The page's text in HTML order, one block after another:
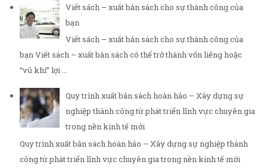
Viết sách – xuất bản sách cho sự thành công của
bạn
Viết sách – xuất bản sách cho sự thành công của
bạn Viết sách – xuất bản sách có thể trở thành vốn liếng hoặc
“vũ khí” lợi ...
Quy trình xuất bản sách hoàn hảo – Xây dựng sự
nghiệp thành công từ phát triển lĩnh vực chuyên gia
trong nền kinh tế mới
Quy trình xuất bản sách hoàn hảo – Xây dựng sự nghiệp thành
công từ phát triển lĩnh vực chuyên gia trong nền kinh tế mới